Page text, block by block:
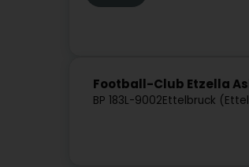
Football-Club Etzella
BP 183L-9002Ettelbruck